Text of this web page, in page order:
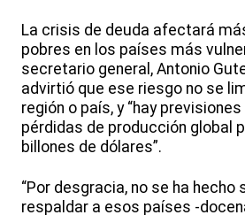
La crisis de deuda afectará
pobres en los países más
secretario general, Antonio
advirtió que ese riesgo no se
región o país, y “hay
pérdidas de producción global
billones de dólares”.
“Por desgracia, no se ha hecho
respaldar a esos países -